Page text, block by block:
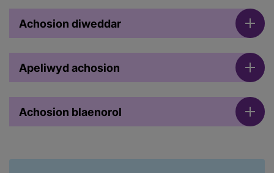
Achosion diweddar
Apeliwyd achosion
Achosion blaenorol